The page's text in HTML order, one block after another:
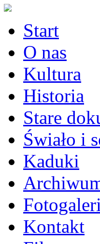
Start
O nas
Kultura
Historia
Stare
Świało i
Kaduki
Kontakt